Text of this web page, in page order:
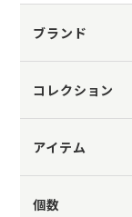
ブランド
コレクション
アイテム
個数